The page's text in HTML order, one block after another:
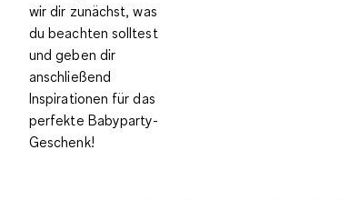
wir dir zunächst, was
du beachten solltest
und geben dir
anschließend
Inspirationen für das
perfekte Babyparty-
Geschenk!